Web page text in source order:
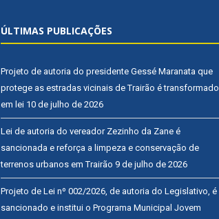
ÚLTIMAS PUBLICAÇÕES
Projeto de autoria do presidente Gessé Maranata que
protege as estradas vicinais de Trairão é transformado
em lei 10 de julho de 2026
Lei de autoria do vereador Zezinho da Zane é
sancionada e reforça a limpeza e conservação de
terrenos urbanos em Trairão 9 de julho de 2026
Projeto de Lei nº 002/2026, de autoria do Legislativo, é
sancionado e institui o Programa Municipal Jovem